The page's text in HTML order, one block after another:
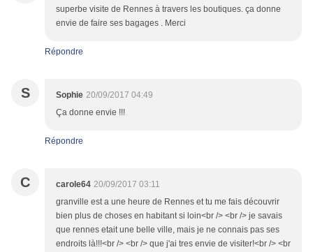
superbe visite de Rennes à travers les boutiques. ça donne
envie de faire ses bagages . Merci
Répondre
S Sophie 20/09/2017 04:49
Ça donne envie !!!
Répondre
C carole64 20/09/2017 03:11
granville est a une heure de Rennes et tu me fais découvrir
bien plus de choses en habitant si loin<br /> <br /> je savais
que rennes etait une belle ville, mais je ne connais pas ses
endroits là!!!<br /> <br /> que j'ai tres envie de visiter!<br /> <br